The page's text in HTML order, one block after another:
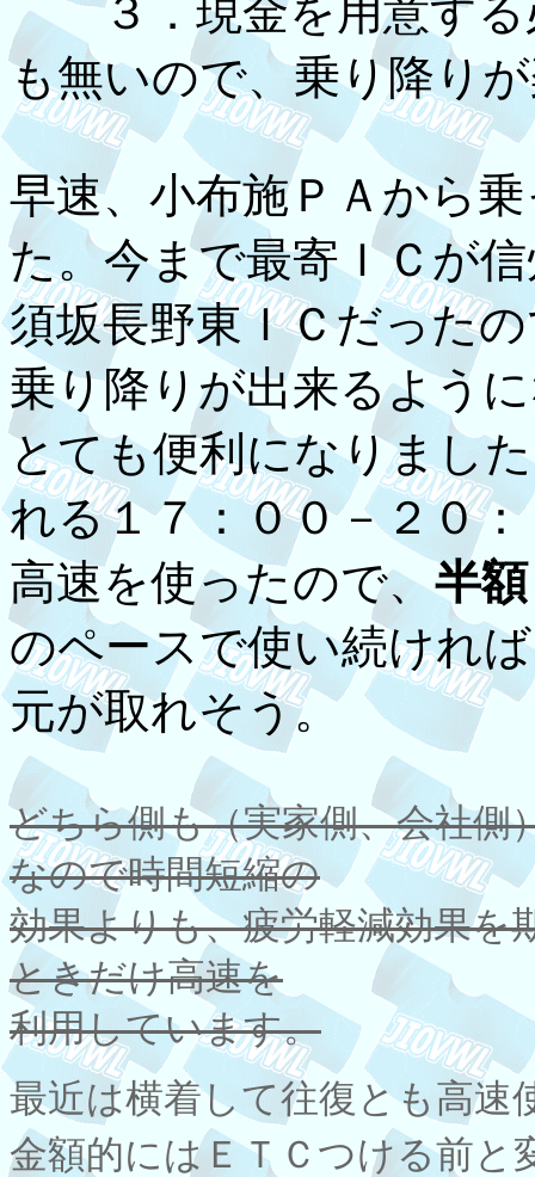
３．現金を用意する
も無いので、乗り降り
早速、小布施ＰＡから
た。今まで最寄ＩＣが
須坂長野東ＩＣだった
乗り降りが出来るよう
とても便利になりまし
れる１７：００－２０
高速を使ったので、半
のペースで使い続けれ
元が取れそう。
どちら側も（実家側、会社側
なので時間短縮の
効果よりも、疲労軽減効果を
ときだけ高速を
利用しています。
最近は横着して往復とも高
金額的にはＥＴＣつける前と